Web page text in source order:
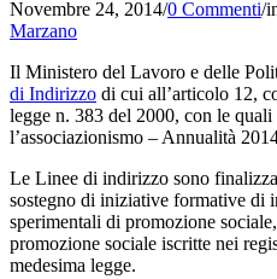
Novembre 24, 2014/0 Commenti/
Marzano
Il Ministero del Lavoro e delle
di Indirizzo di cui all’articolo 12,
legge n. 383 del 2000, con le
l’associazionismo – Annualità
Le Linee di indirizzo sono
sostegno di iniziative formative di
sperimentali di promozione
promozione sociale iscritte nei
medesima legge.